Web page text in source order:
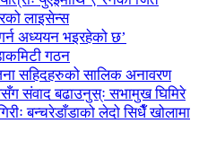
लाइसेन्स
अध्ययन भइरहेको छ’
गठन
सहिदहरुको सालिक अनावरण
संवाद बढाउनुस्ः सभामुख घिमिरे
बन्चरेडाँडाको लेदो सिधैँ खोलामा